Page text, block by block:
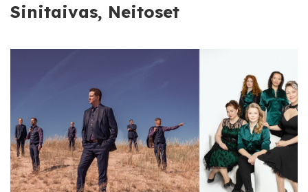
Sinitaivas, Neitoset